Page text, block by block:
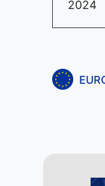
2024